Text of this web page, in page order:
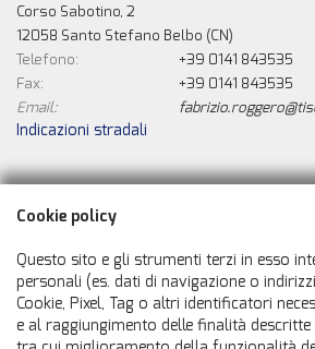
Corso Sabotino, 2
12058 Santo Stefano Belbo (CN)
Telefono:
+39 0141 843535
Fax:
+39 0141 843535
Email:
Indicazioni stradali
Dati fiscali:
La Nuova Automobile Di Roggero Fabrizio
Corso Sabotino, 2, Santo Stefano Belbo (CN)
C.F/P.IVA:01120220056
Registro delle imprese:CN
Cookie policy
Questo sito e gli strumenti terzi in esso
personali (es. dati di navigazione o
Cookie, Pixel, Tag o altri identificatori
e al raggiungimento delle finalità